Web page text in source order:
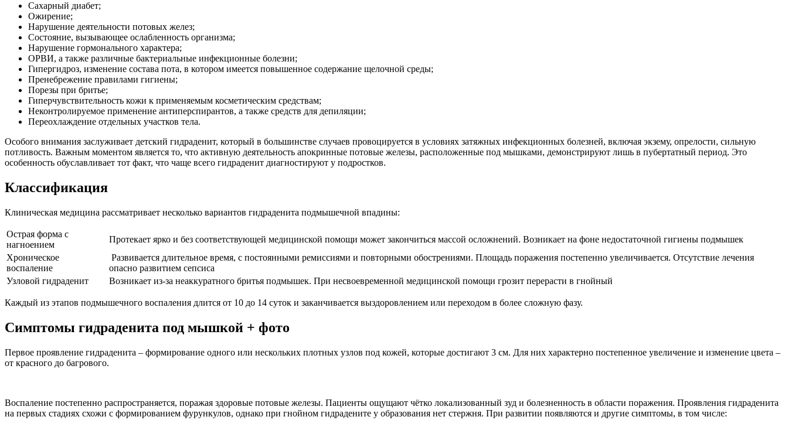
Сахарный диабет;
Ожирение;
Нарушение деятельности потовых желез;
Состояние, вызывающее ослабленность организма;
Нарушение гормонального характера;
ОРВИ, а также различные бактериальные инфекционные болезни;
Гипергидроз, изменение состава пота, в котором имеется повышенное содержание щелочной среды;
Пренебрежение правилами гигиены;
Порезы при бритье;
Гиперчувствительность кожи к применяемым косметическим средствам;
Неконтролируемое применение антиперспирантов, а также средств для депиляции;
Переохлаждение отдельных участков тела.
Особого внимания заслуживает детский гидраденит, который в большинстве случаев провоцируется в условиях затяжных инфекционных болезней, включая экзему, опрелости, сильную
потливость. Важным моментом является то, что активную деятельность апокринные потовые железы, расположенные под мышками, демонстрируют лишь в пубертатный период. Это
особенность обуславливает тот факт, что чаще всего гидраденит диагностируют у подростков.
Классификация
Клиническая медицина рассматривает несколько вариантов гидраденита подмышечной впадины:
Острая форма с
нагноением
Протекает ярко и без соответствующей медицинской помощи может закончиться массой осложнений. Возникает на фоне недостаточной гигиены подмышек
Хроническое
воспаление
Развивается длительное время, с постоянными ремиссиями и повторными обострениями. Площадь поражения постепенно увеличивается. Отсутствие лечения
опасно развитием сепсиса
Узловой гидраденит
Возникает из-за неаккуратного бритья подмышек. При несвоевременной медицинской помощи грозит перерасти в гнойный
Каждый из этапов подмышечного воспаления длится от 10 до 14 суток и заканчивается выздоровлением или переходом в более сложную фазу.
Симптомы гидраденита под мышкой + фото
Первое проявление гидраденита – формирование одного или нескольких плотных узлов под кожей, которые достигают 3 см. Для них характерно постепенное увеличение и изменение цвета –
от красного до багрового.
Воспаление постепенно распространяется, поражая здоровые потовые железы. Пациенты ощущают чётко локализованный зуд и болезненность в области поражения. Проявления гидраденита
на первых стадиях схожи с формированием фурункулов, однако при гнойном гидрадените у образования нет стержня. При развитии появляются и другие симптомы, в том числе: